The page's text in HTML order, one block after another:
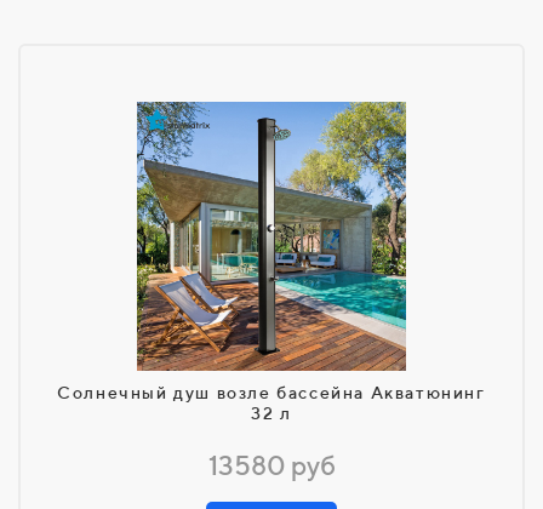
Солнечный душ возле бассейна Акватюнинг
32 л
13580 руб